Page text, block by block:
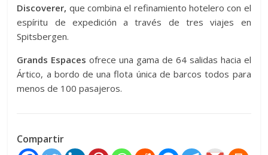
Discoverer, que combina el refinamiento hotelero con el
espíritu de expedición a través de tres viajes en
Spitsbergen.
Grands Espaces ofrece una gama de 64 salidas hacia el
Ártico, a bordo de una flota única de barcos todos para
menos de 100 pasajeros.
Compartir